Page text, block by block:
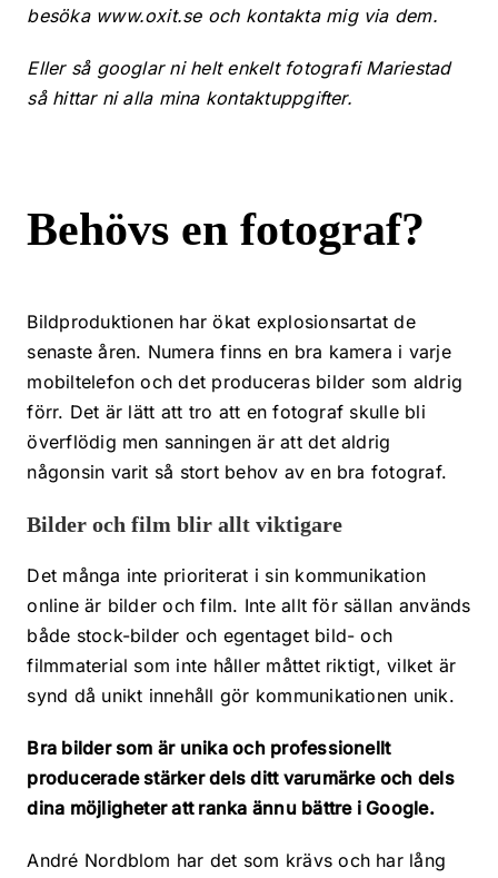
besöka www.oxit.se och kontakta mig via dem.
Eller så googlar ni helt enkelt fotografi Mariestad
så hittar ni alla mina kontaktuppgifter.
Behövs en fotograf?
Bildproduktionen har ökat explosionsartat de
senaste åren. Numera finns en bra kamera i varje
mobiltelefon och det produceras bilder som aldrig
förr. Det är lätt att tro att en fotograf skulle bli
överflödig men sanningen är att det aldrig
någonsin varit så stort behov av en bra fotograf.
Bilder och film blir allt viktigare
Det många inte prioriterat i sin kommunikation
online är bilder och film. Inte allt för sällan används
både stock-bilder och egentaget bild- och
filmmaterial som inte håller måttet riktigt, vilket är
synd då unikt innehåll gör kommunikationen unik.
Bra bilder som är unika och professionellt
producerade stärker dels ditt varumärke och dels
dina möjligheter att ranka ännu bättre i Google.
André Nordblom har det som krävs och har lång